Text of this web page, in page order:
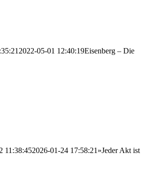
2022-05-01 12:40:19Eisenberg – Die
11:38:452026-01-24 17:58:21 »Jeder Akt ist